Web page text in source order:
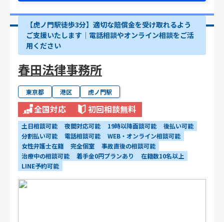
【虎ノ門駅徒歩3分】適切な賠償金を受け取れるよう
ご支援いたします│電話相談やオンライン相談をご活
用ください
春田法律事務所
東京都 港区 虎ノ門駅
全国対応 初回相談無料
土日相談可能 夜間対応可能 19時以降面談可能
後払い可能
分割払い可能
電話相談可能
WEB・オンライン相談可能
女性弁護士在籍
完全個室
事故直後の相談可能
治療中の相談可能
着手金0円プランあり
在籍数10名以上
LINE予約可能